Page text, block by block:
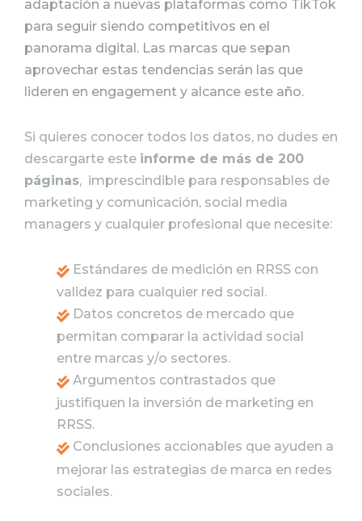
adaptación a nuevas plataformas como TikTok
para seguir siendo competitivos en el
panorama digital. Las marcas que sepan
aprovechar estas tendencias serán las que
lideren en engagement y alcance este año.
Si quieres conocer todos los datos, no dudes en
descargarte este informe de más de 200
páginas, imprescindible para responsables de
marketing y comunicación, social media
managers y cualquier profesional que necesite:
Estándares de medición en RRSS con
validez para cualquier red social.
Datos concretos de mercado que
permitan comparar la actividad social
entre marcas y/o sectores.
Argumentos contrastados que
justifiquen la inversión de marketing en
RRSS.
Conclusiones accionables que ayuden a
mejorar las estrategias de marca en redes
sociales.